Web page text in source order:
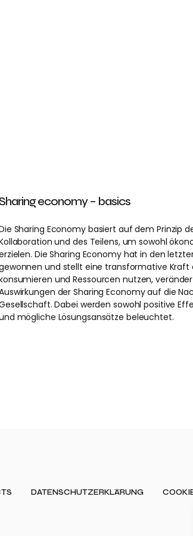
economy – basics
Sharing Economy basiert auf dem Prinzip
und des Teilens, um sowohl
Die Sharing Economy hat in den
und stellt eine transformative Kraft
und Ressourcen nutzen,
der Sharing Economy auf die
Dabei werden sowohl positive
mögliche Lösungsansätze beleuchtet.
DATENSCHUTZERKLÄRUNG